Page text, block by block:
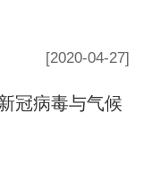
[2020-04-27]
冠病毒与气候